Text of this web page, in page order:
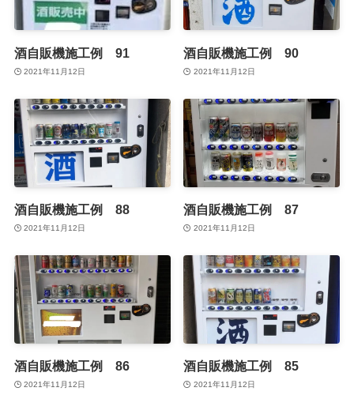
酒自販機施工例 91
2021年11月12日
酒自販機施工例 90
2021年11月12日
酒自販機施工例 88
2021年11月12日
酒自販機施工例 87
2021年11月12日
酒自販機施工例 86
2021年11月12日
酒自販機施工例 85
2021年11月12日